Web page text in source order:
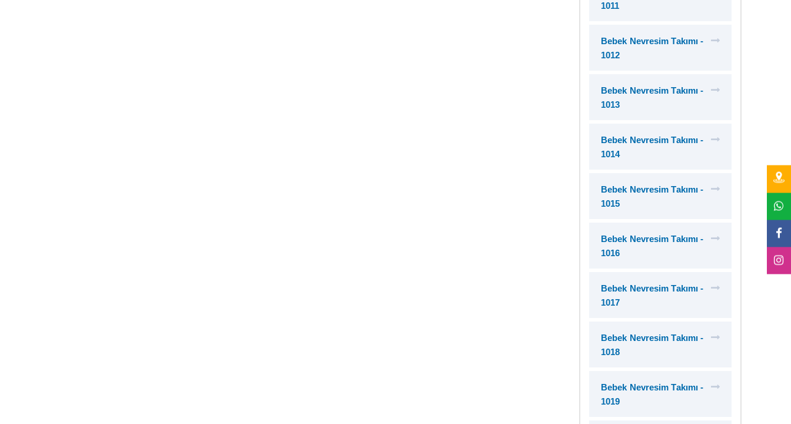
1011
Bebek Nevresim Takımı -
1012
Bebek Nevresim Takımı -
1013
Bebek Nevresim Takımı -
1014
Bebek Nevresim Takımı -
1015
Bebek Nevresim Takımı -
1016
Bebek Nevresim Takımı -
1017
Bebek Nevresim Takımı -
1018
Bebek Nevresim Takımı -
1019